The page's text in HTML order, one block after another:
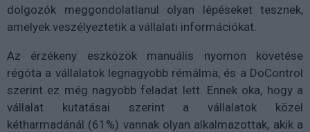
dolgozók meggondolatlanul olyan lépéseket tesznek,
amelyek veszélyeztetik a vállalati információkat.
Az érzékeny eszközök manuális nyomon követése
régóta a vállalatok legnagyobb rémálma, és a DoControl
szerint ez még nagyobb feladat lett. Ennek oka, hogy a
vállalat kutatásai szerint a vállalatok közel
kétharmadánál (61%) vannak olyan alkalmazottak, akik a